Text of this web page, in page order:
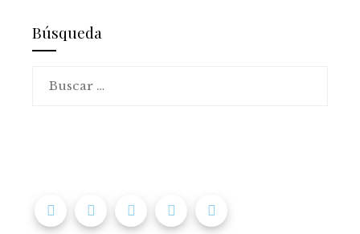
Búsqueda